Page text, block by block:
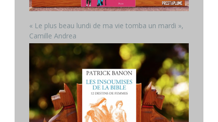
« Le plus beau lundi de ma vie tomba un mardi »,
Camille Andrea